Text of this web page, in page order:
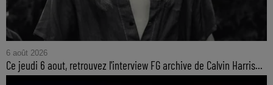
6 août 2026
Ce jeudi 6 aout, retrouvez l'interview FG archive de Calvin Harris...